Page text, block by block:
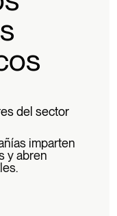
del sector
imparten
y abren